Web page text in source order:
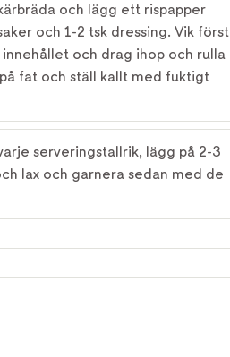
och lägg ett rispapper
och 1-2 tsk dressing. Vik först
och drag ihop och rulla
fat och ställ kallt med fuktigt
serveringstallrik, lägg på 2-3
lax och garnera sedan med de